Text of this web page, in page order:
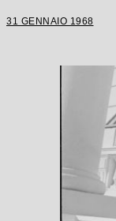
31 GENNAIO 1968